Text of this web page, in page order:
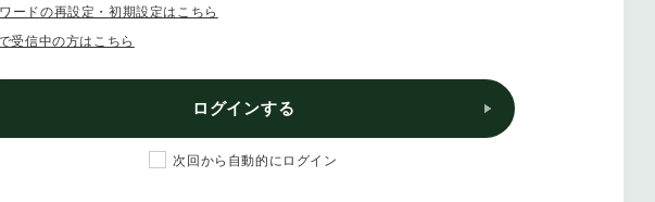
ードの再設定・初期設定はこちら
受信中の方はこちら
ログインする
次回から自動的にログイン